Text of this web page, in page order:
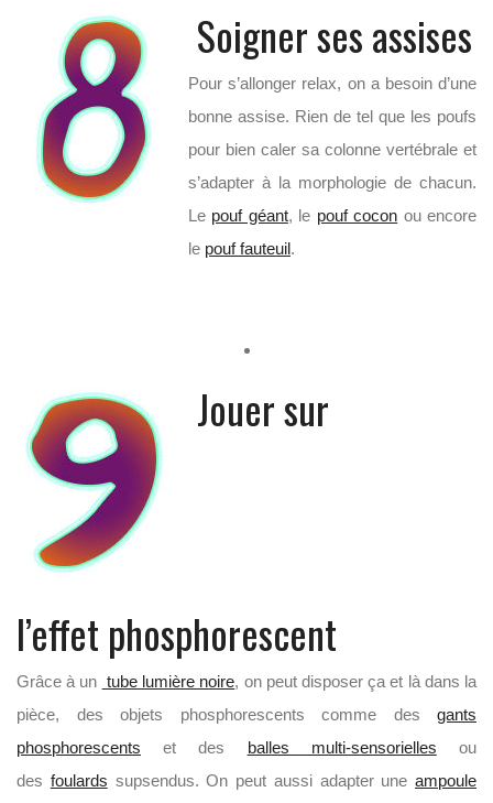
Soigner ses assises
Pour s’allonger relax, on a besoin d’une
bonne assise. Rien de tel que les poufs
pour bien caler sa colonne vertébrale et
s’adapter à la morphologie de chacun.
Le pouf géant, le pouf cocon ou encore
le pouf fauteuil.
Jouer sur
l’effet phosphorescent
Grâce à un tube lumière noire, on peut disposer ça et là dans la
pièce, des objets phosphorescents comme des gants
phosphorescents et des balles multi-sensorielles ou
des foulards supsendus. On peut aussi adapter une ampoule